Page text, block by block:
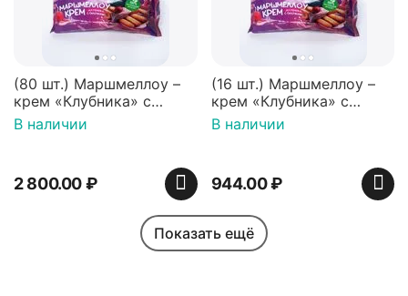
(80 шт.) Маршмеллоу –
крем «Клубника» с
палочками (ТМ
«Зефирный Лео»)
В наличии
2 800.00₽
(16 шт.) Маршмеллоу –
крем «Клубника» с
палочками (ТМ
«Зефирный Лео»)
В наличии
944.00₽
Показать ещё